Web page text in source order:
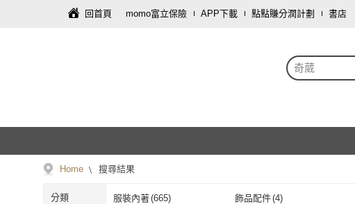
回首頁 momo富立保險 APP下載 點點賺分潤計劃 書店
奇葳
Home 搜尋結果
分類 服裝內著(665) 飾品配件(4)